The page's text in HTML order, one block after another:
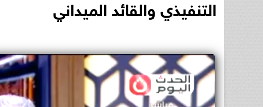
التنفيذي والقائد الميداني